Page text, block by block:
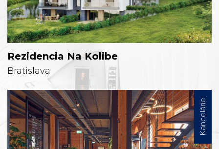
Rezidencia Na Kolibe
Bratislava
Kancelárie